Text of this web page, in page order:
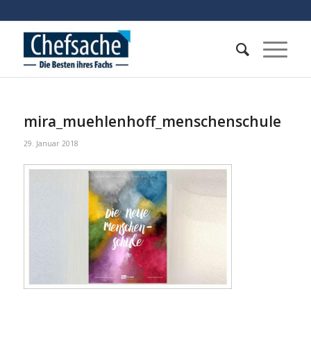
mira_muehlenhoff_menschenschule
29. Januar 2018